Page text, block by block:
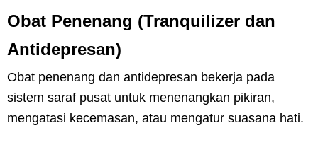
Obat Penenang (Tranquilizer dan
Antidepresan)
Obat penenang dan antidepresan bekerja pada
sistem saraf pusat untuk menenangkan pikiran,
mengatasi kecemasan, atau mengatur suasana hati.